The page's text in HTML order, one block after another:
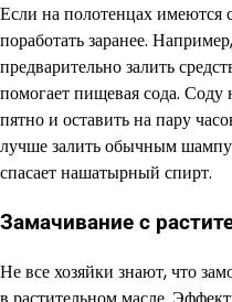
Если на полотенцах
поработать заранее.
предварительно залить
помогает пищевая сода.
пятно и оставить на пару
лучше залить обычным
спасает нашатырный спирт.
Замачивание с
Не все хозяйки знают, что